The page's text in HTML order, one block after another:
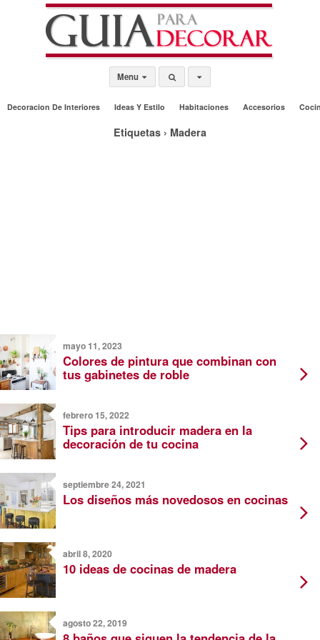
Menu
Decoracion De Interiores Ideas Y Estilo Habitaciones Accesorios
Etiquetas › Madera
mayo 11, 2023
Colores de pintura que combinan con
tus gabinetes de roble
febrero 15, 2022
Tips para introducir madera en la
decoración de tu cocina
septiembre 24, 2021
Los diseños más novedosos en cocinas
abril 8, 2020
10 ideas de cocinas de madera
agosto 22, 2019